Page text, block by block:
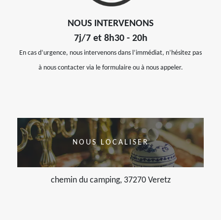
NOUS INTERVENONS
7j/7 et 8h30 - 20h
En cas d’urgence, nous intervenons dans l’immédiat, n’hésitez pas
à nous contacter via le formulaire ou à nous appeler.
NOUS LOCALISER
chemin du camping, 37270 Veretz